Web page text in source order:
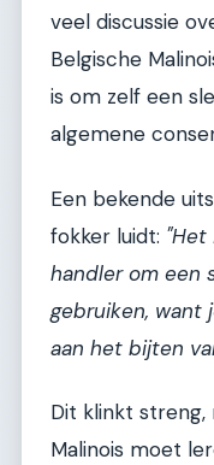
veel discussie
Belgische
is om zelf een
algemene
Een bekende
fokker luidt:
handler om een
gebruiken, want
aan het bijten
Dit klinkt streng,
Malinois moet